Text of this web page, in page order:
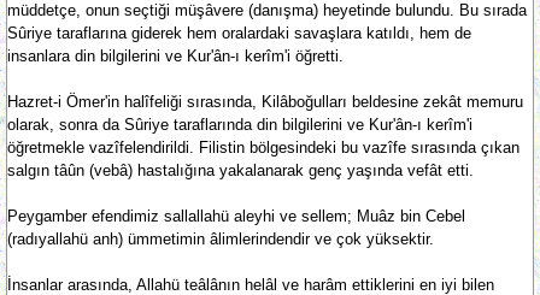
müddetçe, onun seçtiği müşâvere (danışma) heyetinde bulundu. Bu sırada
Sûriye taraflarına giderek hem oralardaki savaşlara katıldı, hem de
insanlara din bilgilerini ve Kur'ân-ı kerîm'i öğretti.
Hazret-i Ömer'in halîfeliği sırasında, Kilâboğulları beldesine zekât memuru
olarak, sonra da Sûriye taraflarında din bilgilerini ve Kur'ân-ı kerîm'i
öğretmekle vazîfelendirildi. Filistin bölgesindeki bu vazîfe sırasında çıkan
salgın tâûn (vebâ) hastalığına yakalanarak genç yaşında vefât etti.
Peygamber efendimiz sallallahü aleyhi ve sellem; Muâz bin Cebel
(radıyallahü anh) ümmetimin âlimlerindendir ve çok yüksektir.
İnsanlar arasında, Allahü teâlânın helâl ve harâm ettiklerini en iyi bilen